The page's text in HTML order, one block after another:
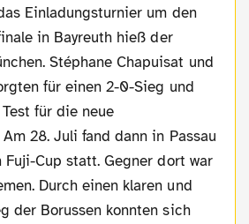
Einladungsturnier um den
in Bayreuth hieß der
Stéphane Chapuisat und
für einen 2-0-Sieg und
für die neue
28. Juli fand dann in Passau
Fuji-Cup statt. Gegner dort war
Durch einen klaren und
der Borussen konnten sich